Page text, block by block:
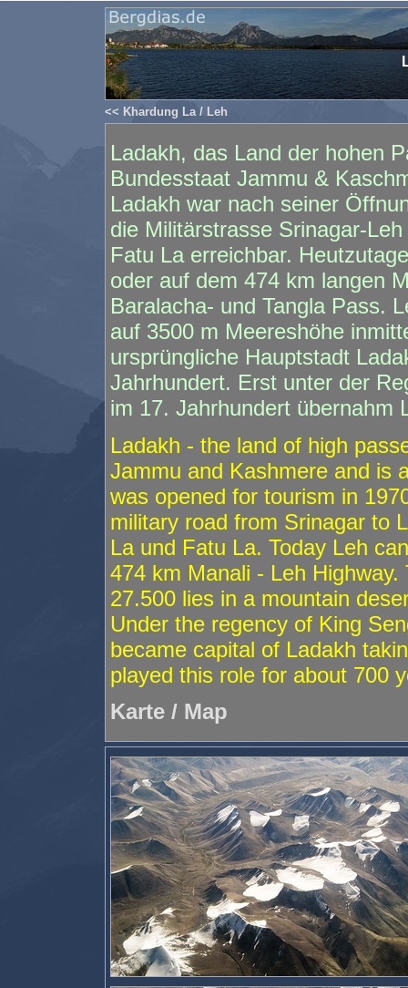
<< Khardung La / Leh
Ladakh, das Land der hohen
Bundesstaat Jammu &
Ladakh war nach seiner
die Militärstrasse Srinagar-
Fatu La erreichbar.
oder auf dem 474 km langen
Baralacha- und Tangla Pass.
auf 3500 m Meereshöhe
ursprüngliche Hauptstadt
Jahrhundert. Erst unter der
im 17. Jahrhundert übernahm
Ladakh - the land of high
Jammu and Kashmere and is
was opened for tourism in
military road from Srinagar to
La und Fatu La. Today Leh
474 km Manali - Leh
27.500 lies in a mountain
Under the regency of King
became capital of Ladakh
played this role for about 700
Karte / Map